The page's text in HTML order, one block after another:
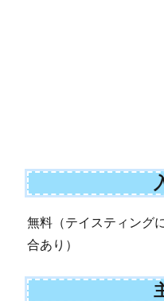
無料（テイスティング
合あり）